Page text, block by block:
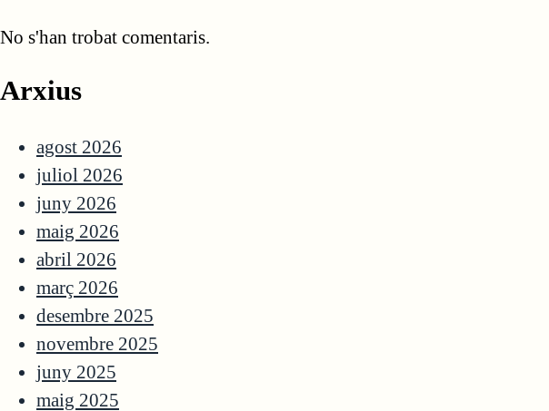
No s'han trobat comentaris.
Arxius
agost 2026
juliol 2026
juny 2026
maig 2026
abril 2026
març 2026
desembre 2025
novembre 2025
juny 2025
maig 2025